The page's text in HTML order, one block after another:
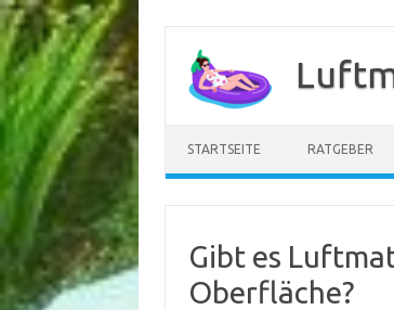
Inhalt
springen
STARTSEITE RATGEBER
Gibt es
Oberfläche?